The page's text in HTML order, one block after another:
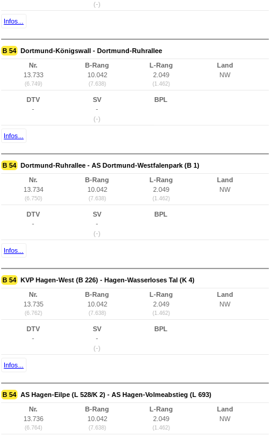
(-)
Infos...
B 54 Dortmund-Königswall - Dortmund-Ruhrallee
Nr.
13.733
(6.749)
B-Rang
10.042
(7.638)
L-Rang
2.049
(1.462)
Land
NW
DTV
-
SV
-
(-)
BPL
Infos...
B 54 Dortmund-Ruhrallee - AS Dortmund-Westfalenpark (B 1)
Nr.
13.734
(6.750)
B-Rang
10.042
(7.638)
L-Rang
2.049
(1.462)
Land
NW
DTV
-
SV
-
(-)
BPL
Infos...
B 54 KVP Hagen-West (B 226) - Hagen-Wasserloses Tal (K 4)
Nr.
13.735
(6.762)
B-Rang
10.042
(7.638)
L-Rang
2.049
(1.462)
Land
NW
DTV
-
SV
-
(-)
BPL
Infos...
B 54 AS Hagen-Eilpe (L 528/K 2) - AS Hagen-Volmeabstieg (L 693)
Nr.
13.736
(6.764)
B-Rang
10.042
(7.638)
L-Rang
2.049
(1.462)
Land
NW